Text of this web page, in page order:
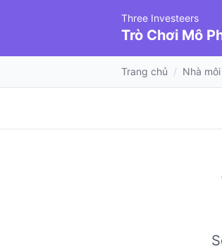
Three Investeers
Trò Chơi Mô
Trang chủ / Nhà